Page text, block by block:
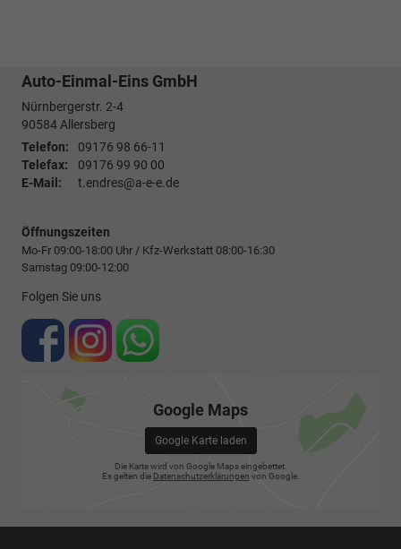
Auto-Einmal-Eins GmbH
Nürnbergerstr. 2-4
90584Allersberg
Telefon:
09176 98 66-11
Telefax:
09176 99 90 00
E-Mail:
t.endres@a-e-e.de
Öffnungszeiten
Mo-Fr 09:00-18:00 Uhr / Kfz-Werkstatt 08:00-16:30
Samstag 09:00-12:00
Folgen Sie uns
Google Maps
Google Karte laden
Die Karte wird von Google Maps eingebettet.
Es gelten die Datenschutzerklärungen von Google.